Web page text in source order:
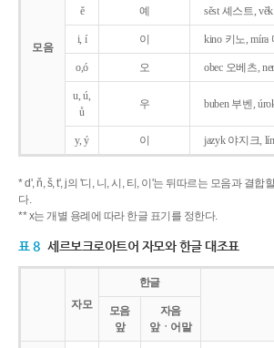
모음
ě 예 sěst 셰스트,
i, í 이 kino 키노, míra
o,ó 오 obec 오베츠,
u, ú,
ů
우 buben 부벤,
y, ý 이 jazyk야지크,
* d', ň, š, t', j의 '디, 니, 시, 티, 이'는 뒤따르는 모음과 결합
다.
** x는 개별 용례에 따라 한글 표기를 정한다.
표 8 세르보크로아트어 자모와 한글 대조표
자모
한글
모음
앞
자음
앞ㆍ어말